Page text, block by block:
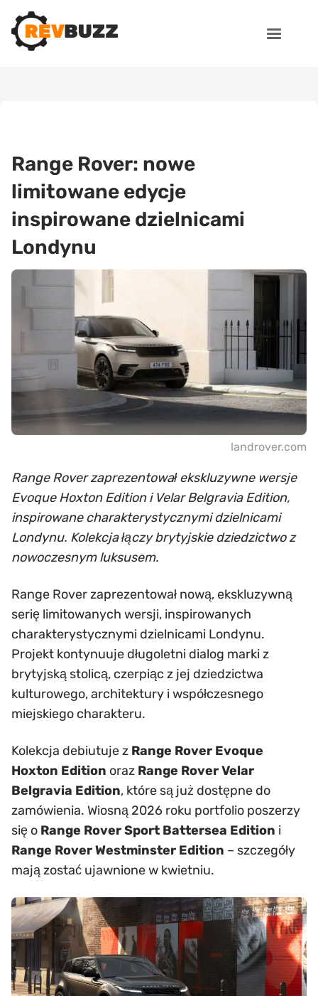
Range Rover: nowe
limitowane edycje
inspirowane dzielnicami
Londynu
landrover.com
Range Rover zaprezentował ekskluzywne wersje
Evoque Hoxton Edition i Velar Belgravia Edition,
inspirowane charakterystycznymi dzielnicami
Londynu. Kolekcja łączy brytyjskie dziedzictwo z
nowoczesnym luksusem.
Range Rover zaprezentował nową, ekskluzywną
serię limitowanych wersji, inspirowanych
charakterystycznymi dzielnicami Londynu.
Projekt kontynuuje długoletni dialog marki z
brytyjską stolicą, czerpiąc z jej dziedzictwa
kulturowego, architektury i współczesnego
miejskiego charakteru.
Kolekcja debiutuje z Range Rover Evoque
Hoxton Edition oraz Range Rover Velar
Belgravia Edition, które są już dostępne do
zamówienia. Wiosną 2026 roku portfolio poszerzy
się o Range Rover Sport Battersea Edition i
Range Rover Westminster Edition – szczegóły
mają zostać ujawnione w kwietniu.